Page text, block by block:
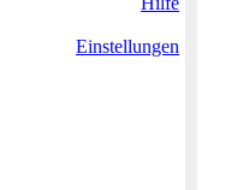
Einstellungen